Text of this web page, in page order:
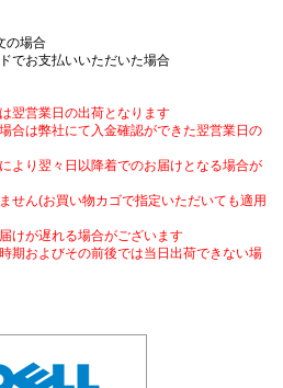
の場合
でお支払いいただいた場合
翌営業日の出荷となります
合は弊社にて入金確認ができた翌営業日の
より翌々日以降着でのお届けとなる場合が
せん(お買い物カゴで指定いただいても適用
けが遅れる場合がございます
期およびその前後では当日出荷できない場